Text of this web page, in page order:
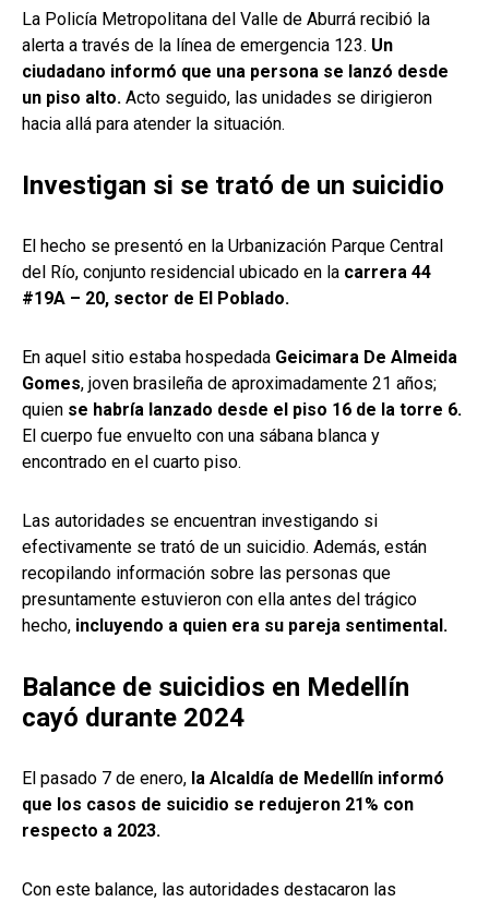
La Policía Metropolitana del Valle de Aburrá recibió la
alerta a través de la línea de emergencia 123. Un
ciudadano informó que una persona se lanzó desde
un piso alto. Acto seguido, las unidades se dirigieron
hacia allá para atender la situación.
Investigan si se trató de un suicidio
El hecho se presentó en la Urbanización Parque Central
del Río, conjunto residencial ubicado en la carrera 44
#19A – 20, sector de El Poblado.
En aquel sitio estaba hospedada Geicimara De Almeida
Gomes, joven brasileña de aproximadamente 21 años;
quien se habría lanzado desde el piso 16 de la torre 6.
El cuerpo fue envuelto con una sábana blanca y
encontrado en el cuarto piso.
Las autoridades se encuentran investigando si
efectivamente se trató de un suicidio. Además, están
recopilando información sobre las personas que
presuntamente estuvieron con ella antes del trágico
hecho, incluyendo a quien era su pareja sentimental.
Balance de suicidios en Medellín
cayó durante 2024
El pasado 7 de enero, la Alcaldía de Medellín informó
que los casos de suicidio se redujeron 21% con
respecto a 2023.
Con este balance, las autoridades destacaron las